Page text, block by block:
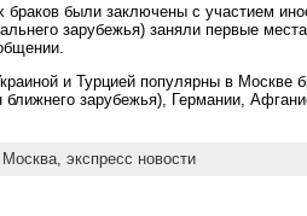
были заключены с участием
зарубежья) заняли первые
и Турцией популярны в
ближнего зарубежья), Германии,
Москва, экспресс новости